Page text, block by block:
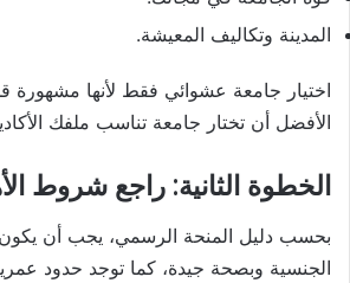
المدينة وتكاليف المعيشة.
اختيار جامعة عشوائي فقط لأنها
الأفضل أن تختار جامعة تناسب ملفك
الخطوة الثانية: راجع شروط
بحسب دليل المنحة الرسمي، يجب أن
الجنسية وبصحة جيدة، كما توجد حدود